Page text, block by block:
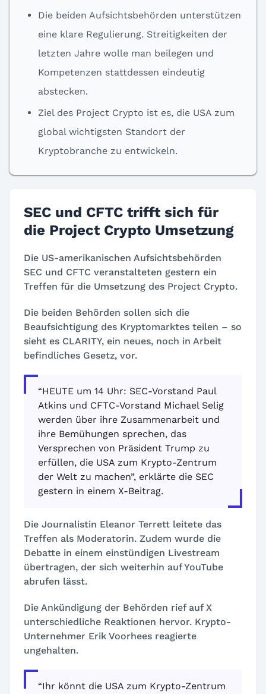
Die beiden Aufsichtsbehörden unterstützen
eine klare Regulierung. Streitigkeiten der
letzten Jahre wolle man beilegen und
Kompetenzen stattdessen eindeutig
abstecken.
Ziel des Project Crypto ist es, die USA zum
global wichtigsten Standort der
Kryptobranche zu entwickeln.
SEC und CFTC trifft sich für
die Project Crypto Umsetzung
Die US-amerikanischen Aufsichtsbehörden
SEC und CFTC veranstalteten gestern ein
Treffen für die Umsetzung des Project Crypto.
Die beiden Behörden sollen sich die
Beaufsichtigung des Kryptomarktes teilen – so
sieht es CLARITY, ein neues, noch in Arbeit
befindliches Gesetz, vor.
“HEUTE um 14 Uhr: SEC-Vorstand Paul
Atkins und CFTC-Vorstand Michael Selig
werden über ihre Zusammenarbeit und
ihre Bemühungen sprechen, das
Versprechen von Präsident Trump zu
erfüllen, die USA zum Krypto-Zentrum
der Welt zu machen”, erklärte die SEC
gestern in einem X-Beitrag.
Die Journalistin Eleanor Terrett leitete das
Treffen als Moderatorin. Zudem wurde die
Debatte in einem einstündigen Livestream
übertragen, der sich weiterhin auf YouTube
abrufen lässt.
Die Ankündigung der Behörden rief auf X
unterschiedliche Reaktionen hervor. Krypto-
Unternehmer Erik Voorhees reagierte
ungehalten.
“Ihr könnt die USA zum Krypto-Zentrum